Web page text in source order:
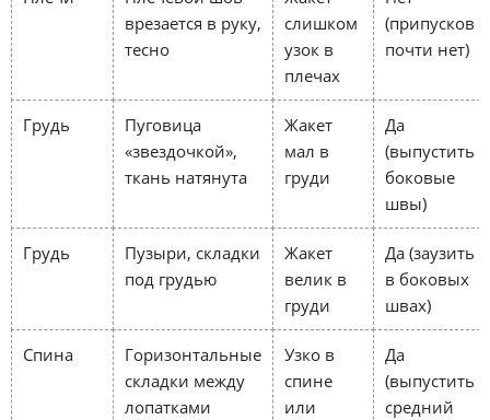
врезается в руку,
тесно
слишком
узок в
плечах
(припусков
почти нет)
Грудь
Пуговица
«звездочкой»,
ткань натянута
Жакет
мал в
груди
Да
(выпустить
боковые
швы)
Грудь
Пузыри, складки
под грудью
Жакет
велик в
груди
Да (заузить
в боковых
швах)
Спина
Горизонтальные
складки между
лопатками
Узко в
спине
или
Да
(выпустить
средний